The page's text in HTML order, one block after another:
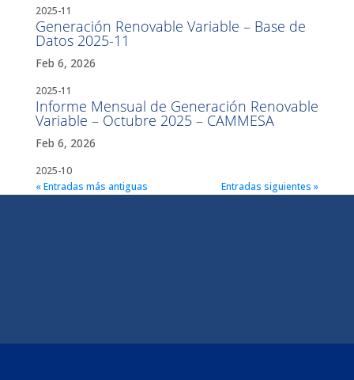
2025-11
Generación Renovable Variable – Base de
Datos 2025-11
Feb 6, 2026
2025-11
Informe Mensual de Generación Renovable
Variable – Octubre 2025 – CAMMESA
Feb 6, 2026
2025-10
« Entradas más antiguas
Entradas siguientes »